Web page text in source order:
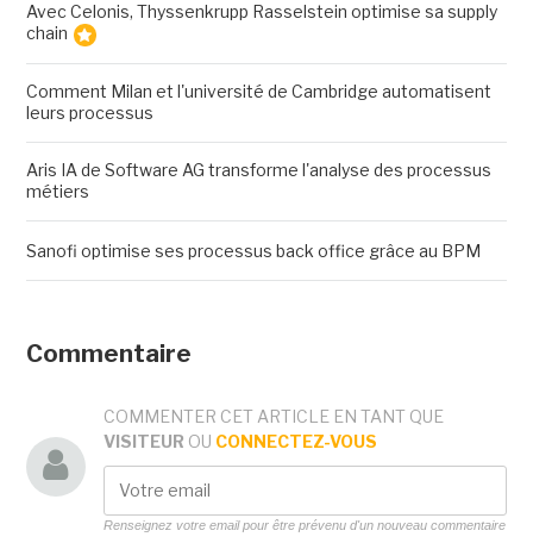
Avec Celonis, Thyssenkrupp Rasselstein optimise sa supply
chain
Comment Milan et l'université de Cambridge automatisent
leurs processus
Aris IA de Software AG transforme l'analyse des processus
métiers
Sanofi optimise ses processus back office grâce au BPM
Commentaire
COMMENTER CET ARTICLE EN TANT QUE
VISITEUR OU CONNECTEZ-VOUS
Renseignez votre email pour être prévenu d'un nouveau commentaire